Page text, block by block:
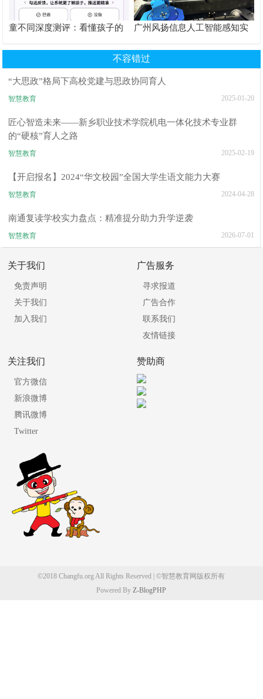
童不同深度测评：看懂孩子的
广州风扬信息人工智能感知实
不容错过
“大思政”格局下高校党建与思政协同育人
智慧教育 2025-01-20
匠心智造未来——新乡职业技术学院机电一体化技术专业群
的“硬核”育人之路
智慧教育 2025-02-19
【开启报名】2024“华文校园”全国大学生语文能力大赛
智慧教育 2024-04-28
南通复读学校实力盘点：精准提分助力升学逆袭
智慧教育 2026-07-01
关于我们
免责声明
关于我们
加入我们
广告服务
寻求报道
广告合作
联系我们
友情链接
关注我们
官方微信
新浪微博
腾讯微博
Twitter
赞助商
©2018 Changfu.org All Rights Reserved | ©智慧教育网版权所有
Powered ByZ-BlogPHP